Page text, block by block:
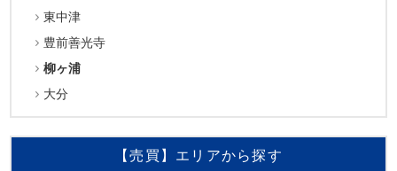
東中津
豊前善光寺
柳ヶ浦
大分
【売買】エリアから探す